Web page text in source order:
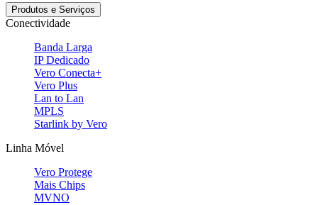
Produtos e Serviços
Conectividade
Banda Larga
IP Dedicado
Vero Conecta+
Vero Plus
Lan to Lan
MPLS
Starlink by Vero
Linha Móvel
Vero Protege
Mais Chips
MVNO